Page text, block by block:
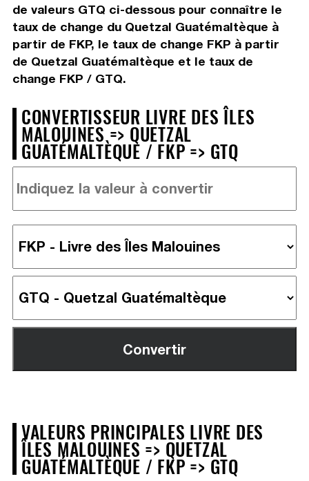
de valeurs GTQ ci-dessous pour connaître le
taux de change du Quetzal Guatémaltèque à
partir de FKP, le taux de change FKP à partir
de Quetzal Guatémaltèque et le taux de
change FKP / GTQ.
CONVERTISSEUR LIVRE DES ÎLES
MALOUINES => QUETZAL
GUATÉMALTÈQUE / FKP => GTQ
VALEURS PRINCIPALES LIVRE DES
ÎLES MALOUINES => QUETZAL
GUATÉMALTÈQUE / FKP => GTQ